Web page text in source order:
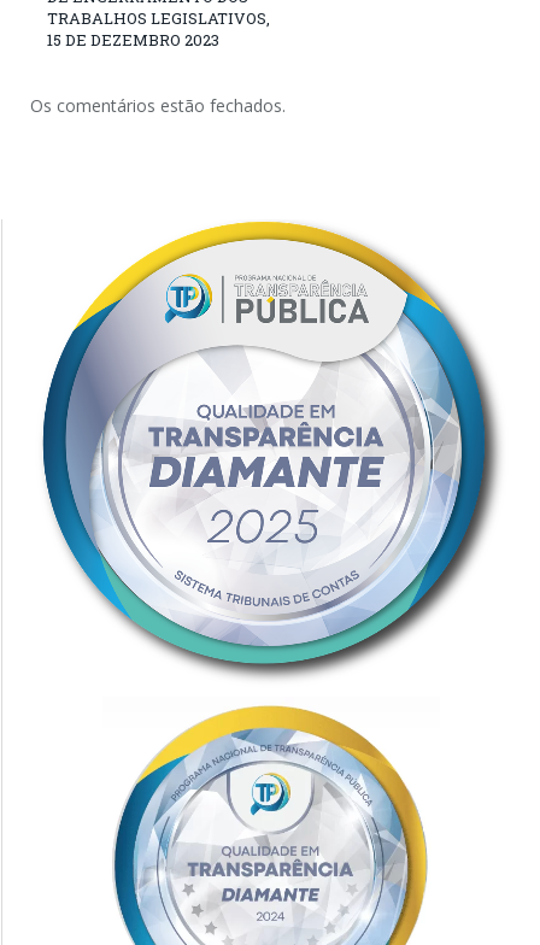
TRABALHOS LEGISLATIVOS,
15 DE DEZEMBRO 2023
Os comentários estão fechados.